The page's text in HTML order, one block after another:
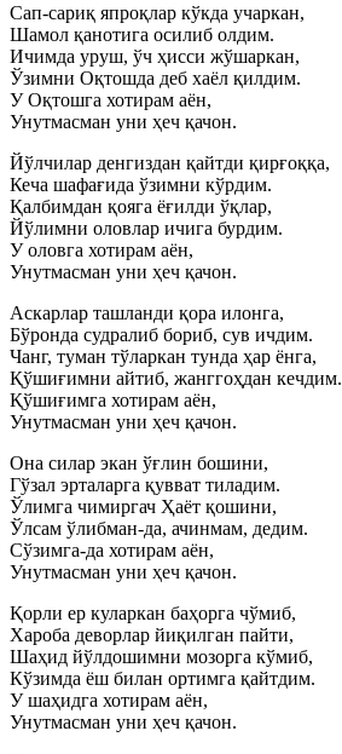
Сап-сариқ япроқлар кўкда учаркан,
Шамол қанотига осилиб олдим.
Ичимда уруш, ўч ҳисси жўшаркан,
Ўзимни Оқтошда деб хаёл қилдим.
У Оқтошга хотирам аён,
Унутмасман уни ҳеч қачон.
Йўлчилар денгиздан қайтди қирғоққа,
Кеча шафағида ўзимни кўрдим.
Қалбимдан қояга ёғилди ўқлар,
Йўлимни оловлар ичига бурдим.
У оловга хотирам аён,
Унутмасман уни ҳеч қачон.
Аскарлар ташланди қора илонга,
Бўронда судралиб бориб, сув ичдим.
Чанг, туман тўларкан тунда ҳар ёнга,
Қўшиғимни айтиб, жанггоҳдан кечдим.
Қўшиғимга хотирам аён,
Унутмасман уни ҳеч қачон.
Она силар экан ўғлин бошини,
Гўзал эрталарга қувват тиладим.
Ўлимга чимиргач Ҳаёт қошини,
Ўлсам ўлибман-да, ачинмам, дедим.
Сўзимга-да хотирам аён,
Унутмасман уни ҳеч қачон.
Қорли ер куларкан баҳорга чўмиб,
Хароба деворлар йиқилган пайти,
Шаҳид йўлдошимни мозорга кўмиб,
Кўзимда ёш билан ортимга қайтдим.
У шаҳидга хотирам аён,
Унутмасман уни ҳеч қачон.